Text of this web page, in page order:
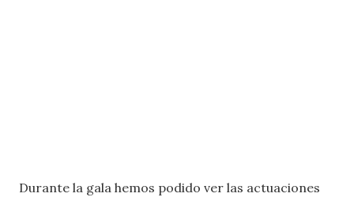
Durante la gala hemos podido ver las actuaciones